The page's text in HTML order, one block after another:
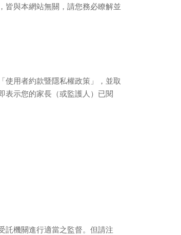
皆與本網站無關，請您務必瞭解並
使用者約款暨隱私權政策」，並取
表示您的家長（或監護人）已閱
託機關進行適當之監督。但請注